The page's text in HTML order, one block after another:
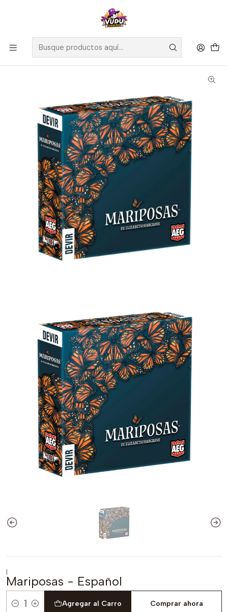
🚀 ¡Despachamos a todo Chile! Envío GRATIS a Regiones sobre
$100.000 y a RM sobre $35.000
Juegos de Mesa Editorial Devir Mariposas - Español
|
Mariposas - Español
Cantidad
Agregar al Carro Comprar ahora